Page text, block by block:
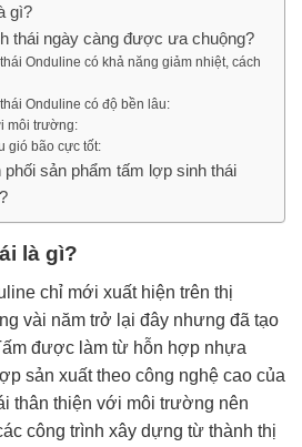
gì?
thái ngày càng được ưa chuộng?
Onduline có khả năng giảm nhiệt, cách
Onduline có độ bền lâu:
môi trường:
gió bão cực tốt:
sản phẩm tấm lợp sinh thái
là gì?
chỉ mới xuất hiện trên thị
vài năm trở lại đây nhưng đã tạo
được làm từ hỗn hợp nhựa
sản xuất theo công nghệ cao của
thân thiện với môi trường nên
công trình xây dựng từ thành thị